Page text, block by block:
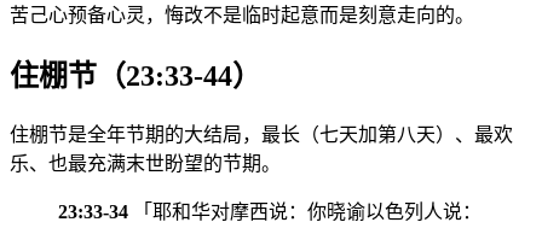
苦己心预备心灵，悔改不是临时起意而是刻意走向的。
住棚节（23:33-44）
住棚节是全年节期的大结局，最长（七天加第八天）、最欢
乐、也最充满末世盼望的节期。
23:33-34 「耶和华对摩西说：你晓谕以色列人说：